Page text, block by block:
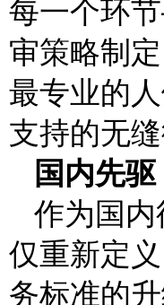
每一个环
审策略制
最专业的
支持的无
国内先
作为国
仅重新定
务标准的